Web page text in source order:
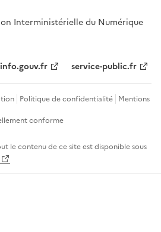
Interministérielle du Numérique
info.gouv.fr service-public.fr
Politique de confidentialité Mentions
conforme
le contenu de ce site est disponible sous